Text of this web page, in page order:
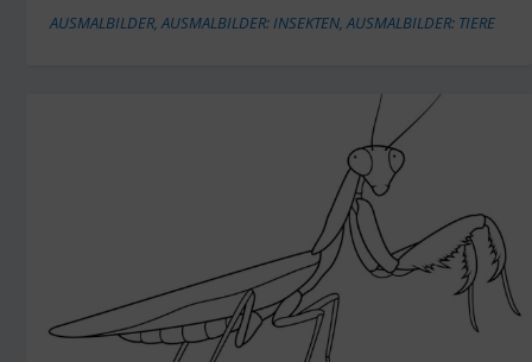
AUSMALBILDER,AUSMALBILDER: INSEKTEN,AUSMALBILDER: TIERE